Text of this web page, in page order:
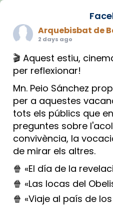
Arquebisbat de
2 days ago
🎬 Aquest estiu,
per reflexionar!
Mn. Peio Sánchez
per a aquestes
tots els públics que
preguntes sobre
convivència, la
de mirar els altres.
🍿 «El día de la
🍿 «Las locas del
🍿 «Viaje al país de